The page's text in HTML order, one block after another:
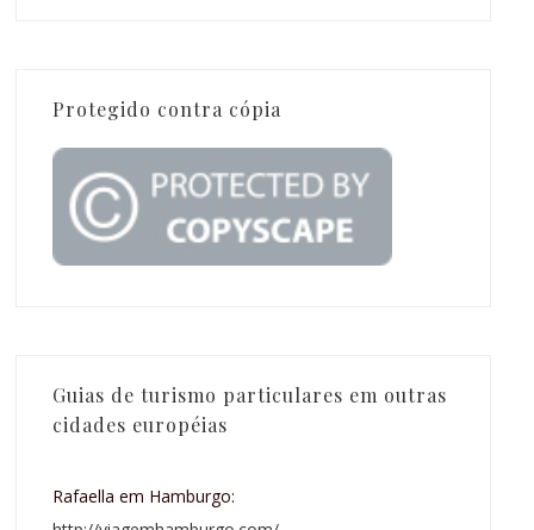
Protegido contra cópia
Guias de turismo particulares em outras
cidades européias
Rafaella em Hamburgo: